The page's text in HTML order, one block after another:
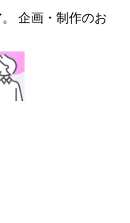
企画・制作のお